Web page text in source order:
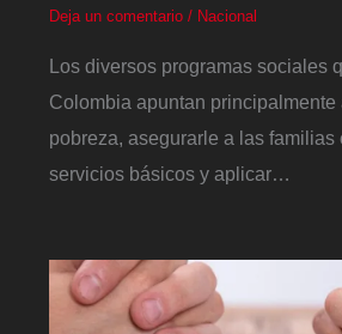
Deja un comentario / Nacional
Los diversos programas sociales
Colombia apuntan principalmente
pobreza, asegurarle a las familias
servicios básicos y aplicar…